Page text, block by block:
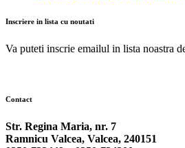
Inscriere in lista cu noutati
Va puteti inscrie emailul in lista noastra
Contact
Str. Regina Maria, nr. 7
Ramnicu Valcea, Valcea, 240151